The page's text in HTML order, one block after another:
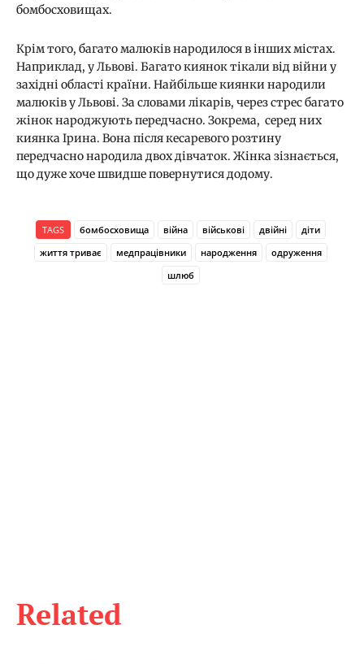
Related
бомбосховищах.
Крім того, багато малюків народилося в інших містах.
Наприклад, у Львові. Багато киянок тікали від війни у
західні області країни. Найбільше киянки народили
малюків у Львові. За словами лікарів, через стрес багато
жінок народжують передчасно. Зокрема, серед них
киянка Ірина. Вона після кесаревого розтину
передчасно народила двох дівчаток. Жінка зізнається,
що дуже хоче швидше повернутися додому.
TAGS бомбосховища війна військові двійні
діти
життя триває
медпрацівники народження
одруження
шлюб